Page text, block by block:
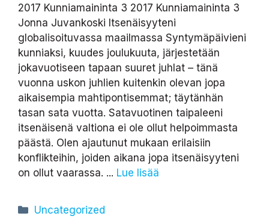
2017 Kunniamaininta 3 2017 Kunniamaininta 3
Jonna Juvankoski Itsenäisyyteni
globalisoituvassa maailmassa Syntymäpäivieni
kunniaksi, kuudes joulukuuta, järjestetään
jokavuotiseen tapaan suuret juhlat – tänä
vuonna uskon juhlien kuitenkin olevan jopa
aikaisempia mahtipontisemmat; täytänhän
tasan sata vuotta. Satavuotinen taipaleeni
itsenäisenä valtiona ei ole ollut helpoimmasta
päästä. Olen ajautunut mukaan erilaisiin
konflikteihin, joiden aikana jopa itsenäisyyteni
on ollut vaarassa. ... Lue lisää
Kategoriat
Uncategorized